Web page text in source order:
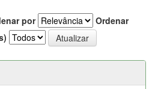
por
Ordenar